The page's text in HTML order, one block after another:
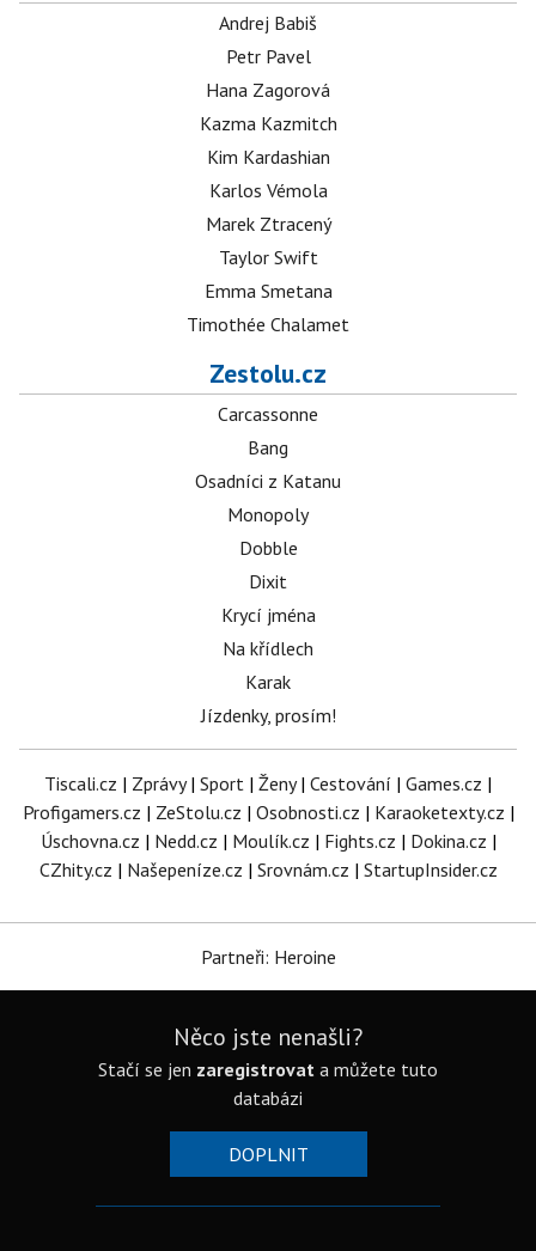
Andrej Babiš
Petr Pavel
Hana Zagorová
Kazma Kazmitch
Kim Kardashian
Karlos Vémola
Marek Ztracený
Taylor Swift
Emma Smetana
Timothée Chalamet
Zestolu.cz
Carcassonne
Bang
Osadníci z Katanu
Monopoly
Dobble
Dixit
Krycí jména
Na křídlech
Karak
Jízdenky, prosím!
Tiscali.cz | Zprávy| Sport | Ženy| Cestování | Games.cz |
Profigamers.cz | ZeStolu.cz | Osobnosti.cz | Karaoketexty.cz |
Úschovna.cz | Nedd.cz | Moulík.cz | Fights.cz | Dokina.cz |
CZhity.cz | Našepeníze.cz | Srovnám.cz | StartupInsider.cz
Partneři: Heroine
Něco jste nenašli?
Stačí se jen zaregistrovat a můžete tuto
databázi
DOPLNIT